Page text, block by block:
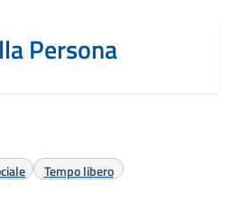
Persona
Tempo libero